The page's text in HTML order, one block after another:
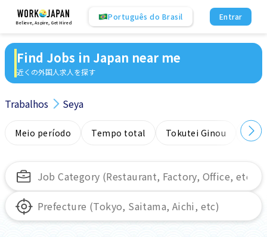
Believe, Aspire, Get Hired
Português do Brasil Entrar
Find Jobs in Japan near me
近くの外国人求人を探す
Trabalhos Seya
Meio período Tempo total Tokutei Ginou